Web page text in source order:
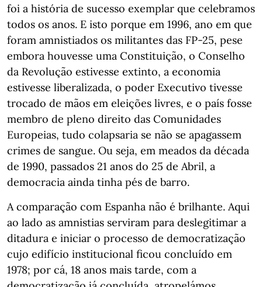
foi a história de sucesso exemplar que celebramos
todos os anos. E isto porque em 1996, ano em que
foram amnistiados os militantes das FP-25, pese
embora houvesse uma Constituição, o Conselho
da Revolução estivesse extinto, a economia
estivesse liberalizada, o poder Executivo tivesse
trocado de mãos em eleições livres, e o país fosse
membro de pleno direito das Comunidades
Europeias, tudo colapsaria se não se apagassem
crimes de sangue. Ou seja, em meados da década
de 1990, passados 21 anos do 25 de Abril, a
democracia ainda tinha pés de barro.
A comparação com Espanha não é brilhante. Aqui
ao lado as amnistias serviram para deslegitimar a
ditadura e iniciar o processo de democratização
cujo edifício institucional ficou concluído em
1978; por cá, 18 anos mais tarde, com a